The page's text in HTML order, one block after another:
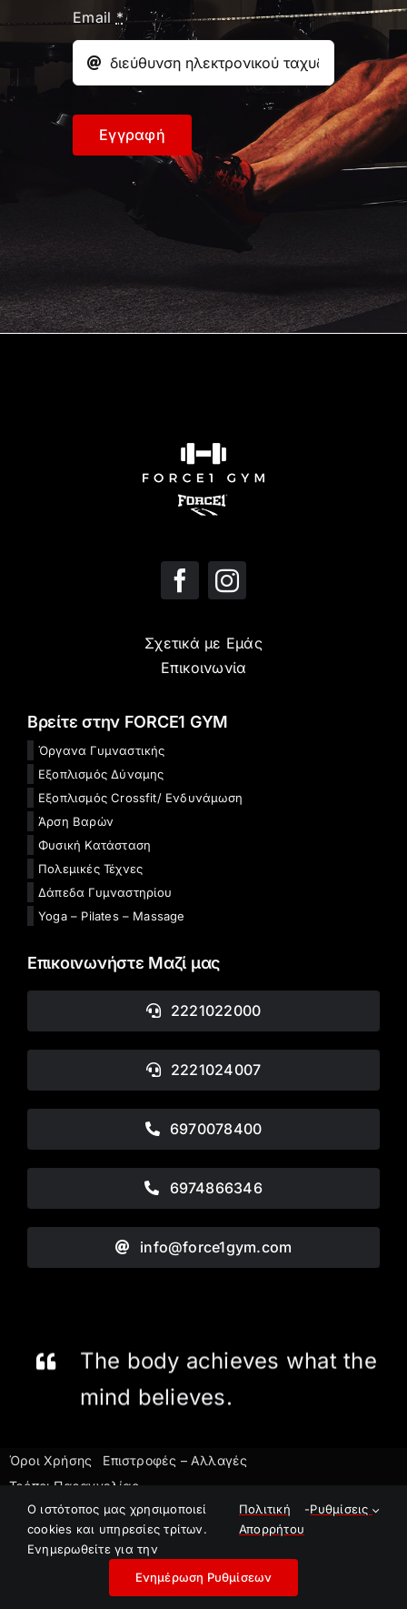
Email *
Εγγραφή
Σχετικά με Εμάς
Επικοινωνία
Βρείτε στην FORCE1 GYM
Όργανα Γυμναστικής
Εξοπλισμός Δύναμης
Εξοπλισμός Crossfit/ Ενδυνάμωση
Άρση Βαρών
Φυσική Κατάσταση
Πολεμικές Τέχνες
Δάπεδα Γυμναστηρίου
Yoga – Pilates – Massage
Επικοινωνήστε Μαζί μας
2221022000
2221024007
6970078400
6974866346
info@force1gym.com
The body achieves what the
mind believes.
Όροι Χρήσης
Επιστροφές – Αλλαγές
Τρόποι Παραγγελίας
©2023 Force1 Gym
E-Shop powered by
O ιστότοπος μας χρησιμοποιεί
cookies και υπηρεσίες τρίτων.
Ενημερωθείτε για την
Πολιτική
Απορρήτου
-Ρυθμίσεις
Ενημέρωση Ρυθμίσεων